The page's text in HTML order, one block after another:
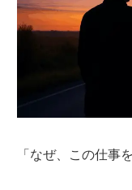
「なぜ、この仕事